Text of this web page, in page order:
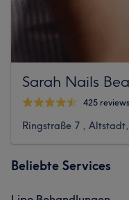
Sarah Nails
425 reviews
Ringstraße 7 ,
Beliebte Services